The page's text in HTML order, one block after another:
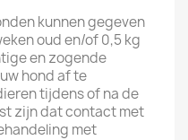
kunnen gegeven
oud en/of 0,5 kg
en zogende
hond af te
tijdens of na de
zijn dat contact met
met